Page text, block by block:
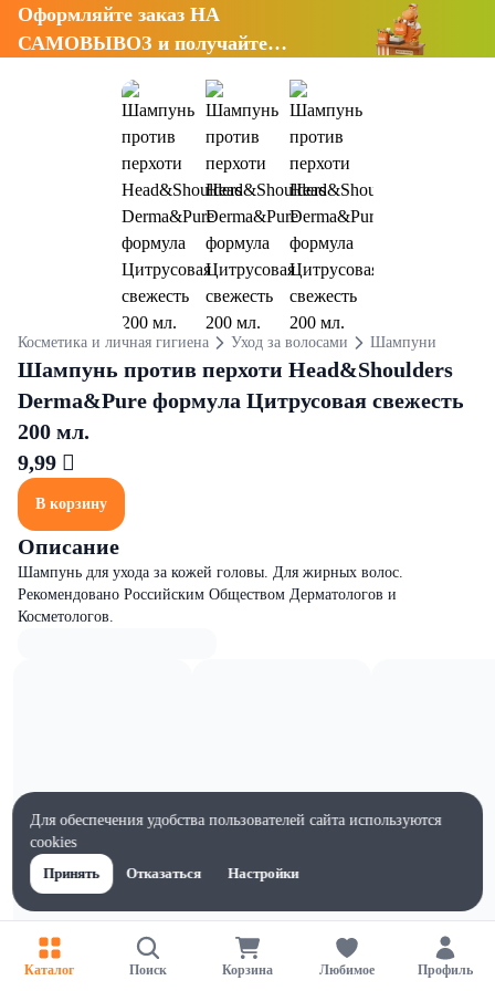
Оформляйте заказ НА
САМОВЫВОЗ и получайте
Косметика и личная гигиена Уход за волосами Шампуни
Шампунь против перхоти Head&Shoulders
Derma&Pure формула Цитрусовая свежесть
200 мл.
9,99 
В корзину
Описание
Шампунь для ухода за кожей головы. Для жирных волос.
Рекомендовано Российским Обществом Дерматологов и
Косметологов.
Каталог Поиск Корзина Любимое Профиль
Для обеспечения удобства пользователей сайта используются
cookies
Принять
Отказаться Настройки